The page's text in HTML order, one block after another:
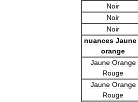
Noir
Noir
Noir
nuances Jaune
orange
Jaune Orange
Rouge
Jaune Orange
Rouge